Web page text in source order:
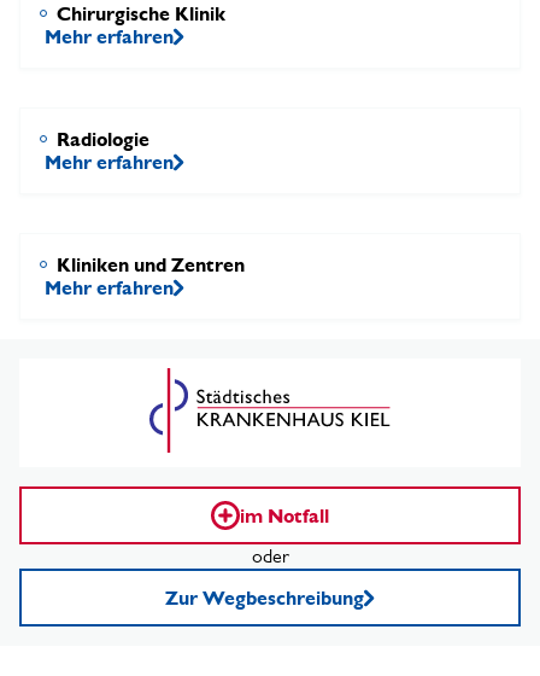
Chirurgische Klinik
Mehr erfahren
Radiologie
Mehr erfahren
Kliniken und Zentren
Mehr erfahren
im Notfall
oder
Zur Wegbeschreibung